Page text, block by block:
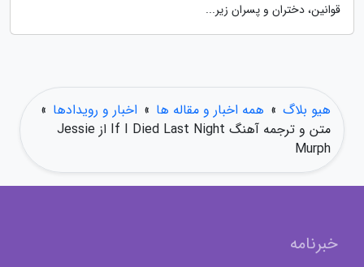
قوانین، دختران و پسران زیر...
هیو بلاگ » همه اخبار و مقاله ها » اخبار و رویدادها »
متن و ترجمه آهنگ If I Died Last Night از Jessie
Murph
خبرنامه